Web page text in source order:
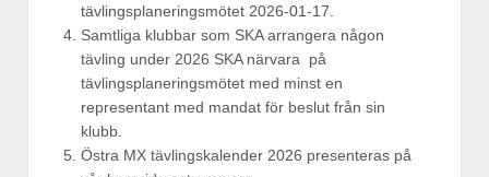
tävlingsplaneringsmötet 2026-01-17.
Samtliga klubbar som SKA arrangera någon
tävling under 2026 SKA närvara på
tävlingsplaneringsmötet med minst en
representant med mandat för beslut från sin
klubb.
Östra MX tävlingskalender 2026 presenteras på